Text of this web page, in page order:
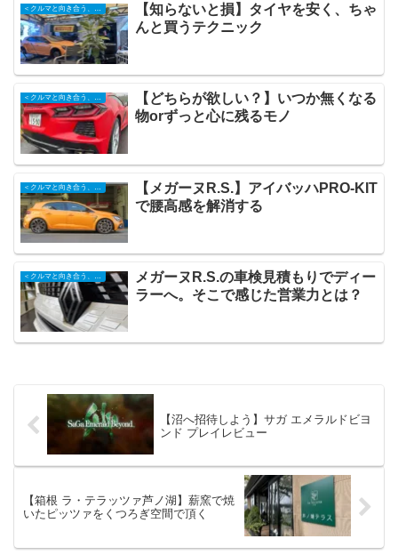
＜クルマと向き合う、日々の記録＞
【知らないと損】タイヤを安く、ちゃ
んと買うテクニック
＜クルマと向き合う、日々の記録＞
【どちらが欲しい？】いつか無くなる
物orずっと心に残るモノ
【メガーヌR.S.】アイバッハPRO-KIT
で腰高感を解消する
＜クルマと向き合う、日々の記録＞
メガーヌR.S.の車検見積もりでディー
ラーへ。そこで感じた営業力とは？
【沼へ招待しよう】サガ エメラルドビヨ
ンド プレイレビュー
【箱根 ラ・テラッツァ芦ノ湖】薪窯で焼
いたピッツァをくつろぎ空間で頂く